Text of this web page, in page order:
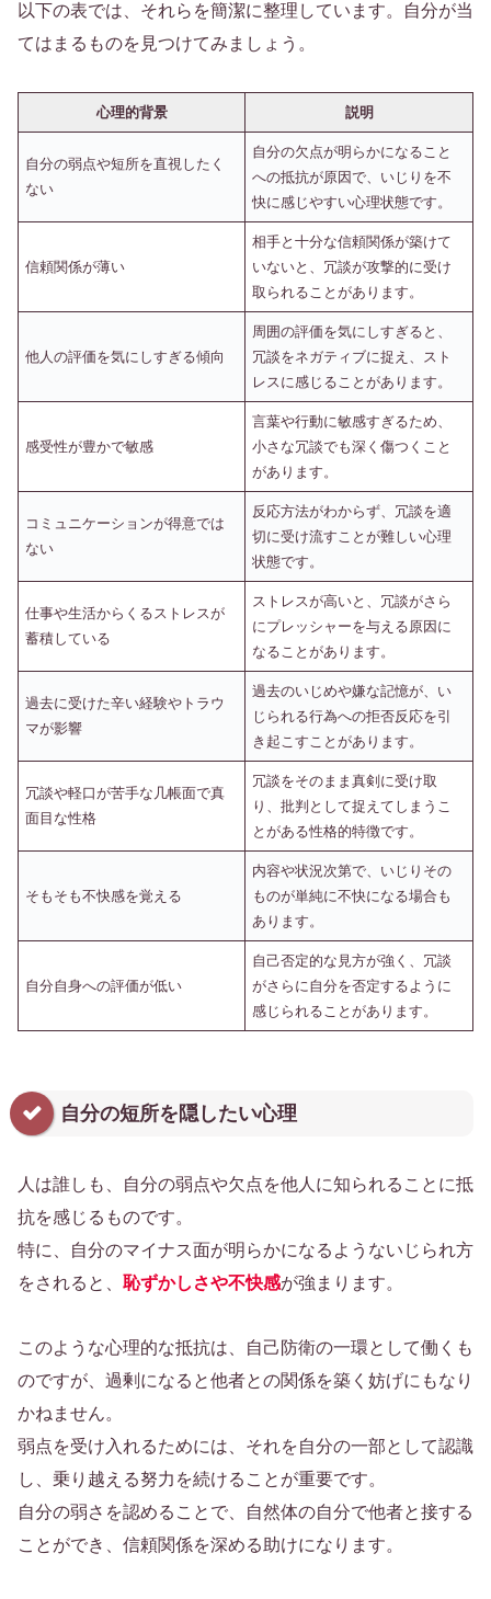
以下の表では、それらを簡潔に整理しています。自分が当
てはまるものを見つけてみましょう。
心理的背景 説明
自分の弱点や短所を直視したく
ない
自分の欠点が明らかになること
への抵抗が原因で、いじりを不
快に感じやすい心理状態です。
信頼関係が薄い
相手と十分な信頼関係が築けて
いないと、冗談が攻撃的に受け
取られることがあります。
他人の評価を気にしすぎる傾向
周囲の評価を気にしすぎると、
冗談をネガティブに捉え、スト
レスに感じることがあります。
感受性が豊かで敏感
言葉や行動に敏感すぎるため、
小さな冗談でも深く傷つくこと
があります。
コミュニケーションが得意では
ない
反応方法がわからず、冗談を適
切に受け流すことが難しい心理
状態です。
仕事や生活からくるストレスが
蓄積している
ストレスが高いと、冗談がさら
にプレッシャーを与える原因に
なることがあります。
過去に受けた辛い経験やトラウ
マが影響
過去のいじめや嫌な記憶が、い
じられる行為への拒否反応を引
き起こすことがあります。
冗談や軽口が苦手な几帳面で真
面目な性格
冗談をそのまま真剣に受け取
り、批判として捉えてしまうこ
とがある性格的特徴です。
そもそも不快感を覚える
内容や状況次第で、いじりその
ものが単純に不快になる場合も
あります。
自分自身への評価が低い
自己否定的な見方が強く、冗談
がさらに自分を否定するように
感じられることがあります。
自分の短所を隠したい心理
人は誰しも、自分の弱点や欠点を他人に知られることに抵
抗を感じるものです。
特に、自分のマイナス面が明らかになるようないじられ方
をされると、 恥ずかしさや不快感が強まります。
このような心理的な抵抗は、自己防衛の一環として働くも
のですが、過剰になると他者との関係を築く妨げにもなり
かねません。
弱点を受け入れるためには、それを自分の一部として認識
し、乗り越える努力を続けることが重要です。
自分の弱さを認めることで、自然体の自分で他者と接する
ことができ、信頼関係を深める助けになります。